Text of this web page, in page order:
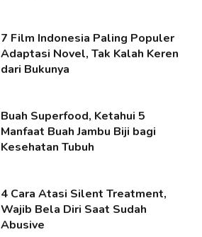
7 Film Indonesia Paling Populer
Adaptasi Novel, Tak Kalah Keren
dari Bukunya
Buah Superfood, Ketahui 5
Manfaat Buah Jambu Biji bagi
Kesehatan Tubuh
4 Cara Atasi Silent Treatment,
Wajib Bela Diri Saat Sudah
Abusive